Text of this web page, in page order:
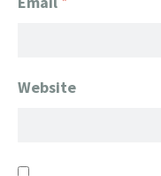
Website